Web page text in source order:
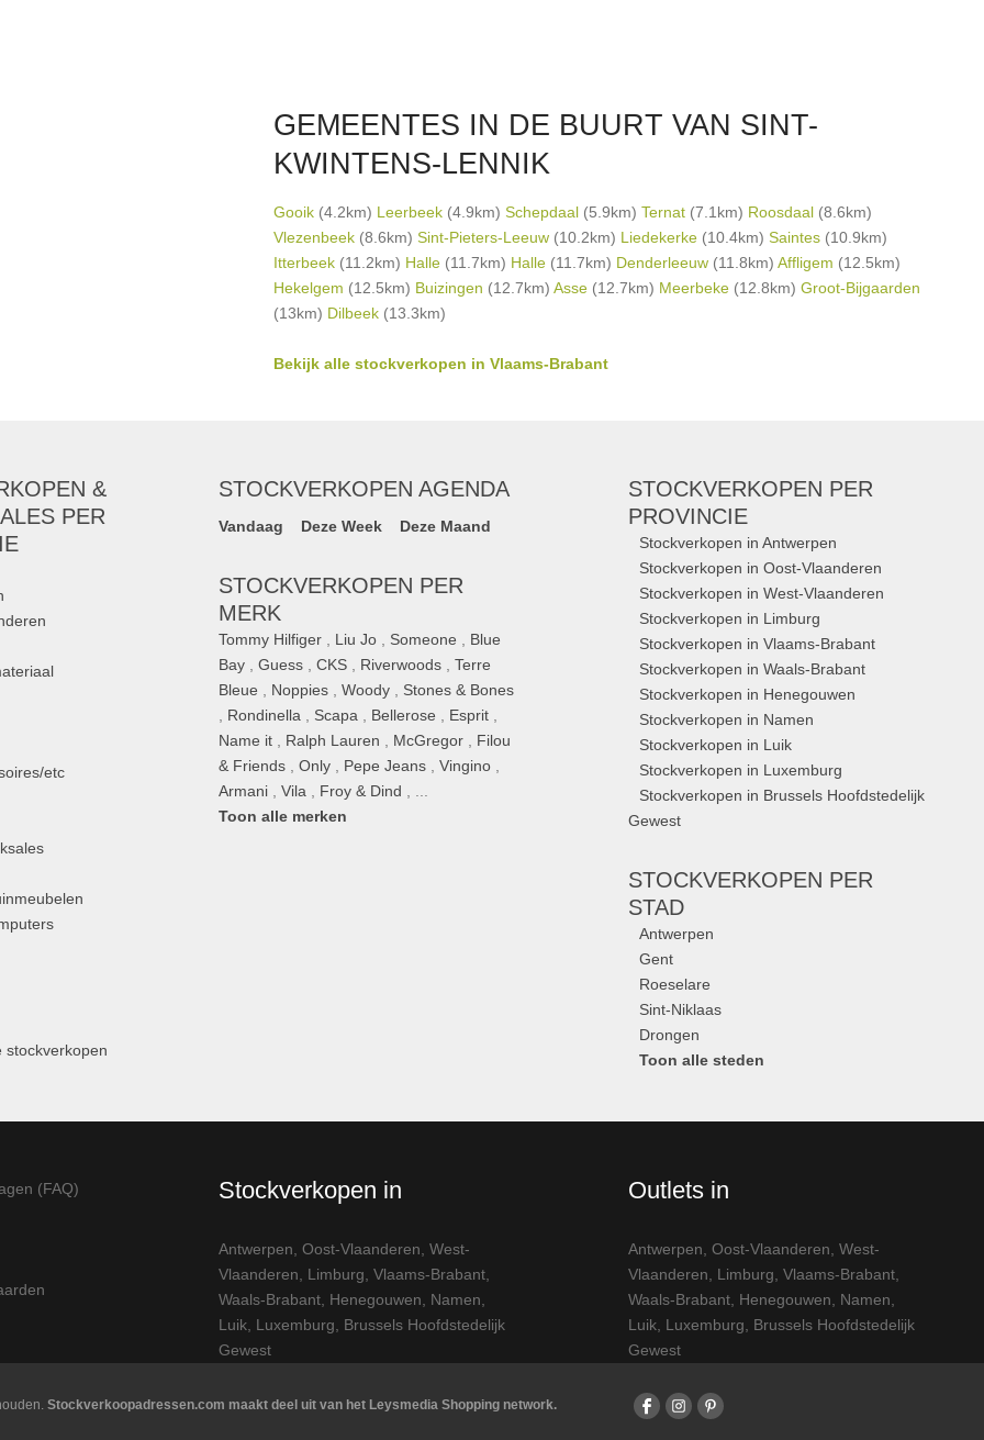
GEMEENTES IN DE BUURT VAN SINT-
KWINTENS-LENNIK
Gooik(4.2km) Leerbeek(4.9km) Schepdaal(5.9km) Ternat(7.1km) Roosdaal(8.6km)
Vlezenbeek(8.6km) Sint-Pieters-Leeuw(10.2km) Liedekerke(10.4km) Saintes(10.9km)
Itterbeek(11.2km) Halle(11.7km) Halle(11.7km) Denderleeuw(11.8km) Affligem (12.5km)
Hekelgem (12.5km) Buizingen (12.7km) Asse(12.7km) Meerbeke(12.8km) Groot-Bijgaarden
(13km) Dilbeek(13.3km)
Bekijk alle stockverkopen in Vlaams-Brabant
&
PER
etc
stockverkopen
STOCKVERKOPEN AGENDA
Vandaag Deze Week Deze Maand
STOCKVERKOPEN PER
MERK
Tommy Hilfiger Liu Jo Someone
Blue
Bay ,Guess ,CKS Riverwoods ,Terre
Bleue
Noppies ,Woody
Stones & Bones
Rondinella Scapa Bellerose Esprit
Name it
Ralph Lauren McGregor
Filou
& Friends ,Only Pepe Jeans ,Vingino
Armani ,Vila Froy & Dind
Toon alle merken
STOCKVERKOPEN PER
PROVINCIE
Stockverkopen in Antwerpen
Stockverkopen in Oost-Vlaanderen
Stockverkopen in West-Vlaanderen
Stockverkopen in Limburg
Stockverkopen in Vlaams-Brabant
Stockverkopen in Waals-Brabant
Stockverkopen in Henegouwen
Stockverkopen in Namen
Stockverkopen in Luik
Stockverkopen in Luxemburg
Stockverkopen in Brussels Hoofdstedelijk
Gewest
STOCKVERKOPEN PER
STAD
Antwerpen
Gent
Roeselare
Sint-Niklaas
Drongen
Toon alle steden
(FAQ) Stockverkopen in
Antwerpen ,Oost-Vlaanderen ,West-
Vlaanderen
Limburg ,Vlaams-Brabant
Waals-Brabant Henegouwen Namen
Luik Luxemburg
Brussels Hoofdstedelijk
Gewest
Outlets in
Antwerpen ,Oost-Vlaanderen ,West-
Vlaanderen
Limburg ,Vlaams-Brabant
Waals-Brabant Henegouwen Namen
Luik Luxemburg
Brussels Hoofdstedelijk
Gewest
Stockverkoopadressen.com maakt deel uit van het Leysmedia Shopping network.